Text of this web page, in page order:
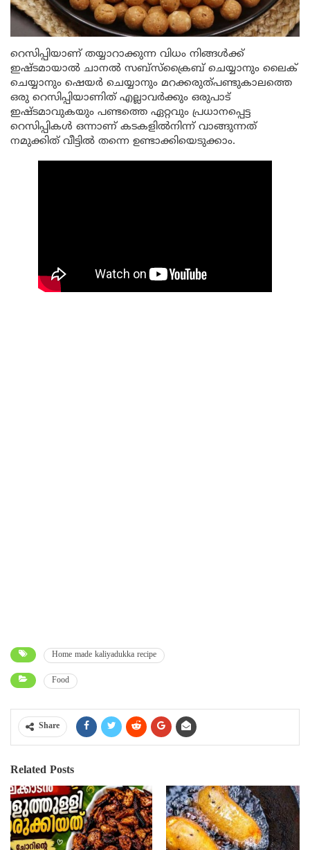
റെസിപ്പിയാണ് തയ്യാറാക്കുന്ന വിധം നിങ്ങൾക്ക്
ഇഷ്ടമായാൽ ചാനൽ സബ്സ്ക്രൈബ് ചെയ്യാനും ലൈക്
ചെയ്യാനും ഷെയർ ചെയ്യാനും മറക്കരുത്പണ്ടുകാലത്തെ
ഒരു റെസിപ്പിയാണിത് എല്ലാവർക്കും ഒരുപാട്
ഇഷ്ടമാവുകയും പണ്ടത്തെ ഏറ്റവും പ്രധാനപ്പെട്ട
റെസിപ്പികൾ ഒന്നാണ് കടകളിൽനിന്ന് വാങ്ങുന്നത്
നമുക്കിത് വീട്ടിൽ തന്നെ ഉണ്ടാക്കിയെടുക്കാം.
Home made kaliyadukka recipe
Food
Share
Related Posts